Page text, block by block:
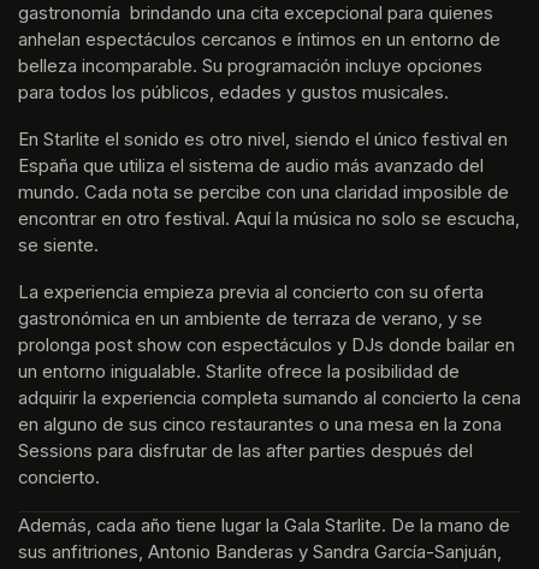
gastronomía  brindando una cita excepcional para quienes
anhelan espectáculos cercanos e íntimos en un entorno de
belleza incomparable. Su programación incluye opciones
para todos los públicos, edades y gustos musicales.
En Starlite el sonido es otro nivel, siendo el único festival en
España que utiliza el sistema de audio más avanzado del
mundo. Cada nota se percibe con una claridad imposible de
encontrar en otro festival. Aquí la música no solo se escucha,
se siente.
La experiencia empieza previa al concierto con su oferta
gastronómica en un ambiente de terraza de verano, y se
prolonga post show con espectáculos y DJs donde bailar en
un entorno inigualable. Starlite ofrece la posibilidad de
adquirir la experiencia completa sumando al concierto la cena
en alguno de sus cinco restaurantes o una mesa en la zona
Sessions para disfrutar de las after parties después del
concierto.
Además, cada año tiene lugar la Gala Starlite. De la mano de
sus anfitriones, Antonio Banderas y Sandra García-Sanjuán,